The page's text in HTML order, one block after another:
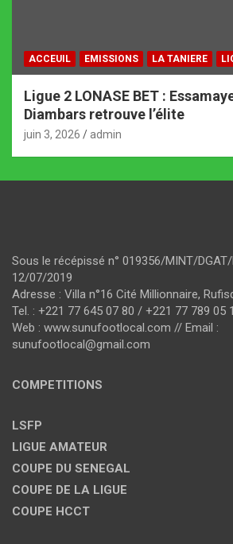
ACCEUIL EMISSIONS LA TANIERE
Ligue 2 LONASE BET :
Diambars retrouve l’élite
juin 3, 2026 admin
Sous le récépissé n° 019356/MINT/
12/07/2019
Adresse : Villa n°16 Cité Millionnaire,
Tel. : +221 77 645 07 80 / +221 77 789 05
Web : www.sunufootlocal.com // Email :
sunufootlocal@gmail.com
COMPETITIONS
LSFP
LIGUE AMATEUR
COUPE DU SENEGAL
COUPE DE LA LIGUE
COUPE HCCT